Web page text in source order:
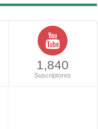
1,840
Suscriptores